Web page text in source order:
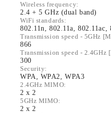
Wireless frequency:
2.4 + 5 GHz (dual band)
WiFi standards:
802.11n, 802.11a, 802.11ac,
Transmission speed - 5GHz
866
Transmission speed - 2.4GHz
300
Security:
WPA, WPA2, WPA3
2.4GHz MIMO:
2 x 2
5GHz MIMO:
2 x 2